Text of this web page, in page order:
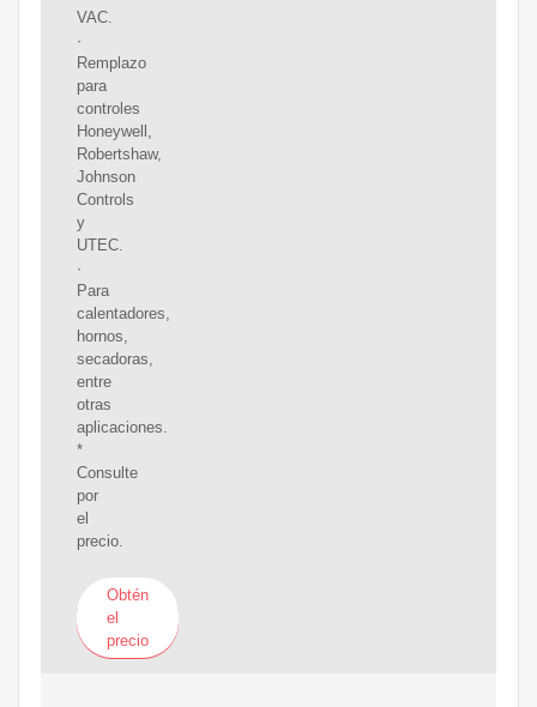
VAC.
·
Remplazo
para
controles
Honeywell,
Robertshaw,
Johnson
Controls
y
UTEC.
·
Para
calentadores,
hornos,
secadoras,
entre
otras
aplicaciones.
*
Consulte
por
el
precio.
Obtén
el
precio